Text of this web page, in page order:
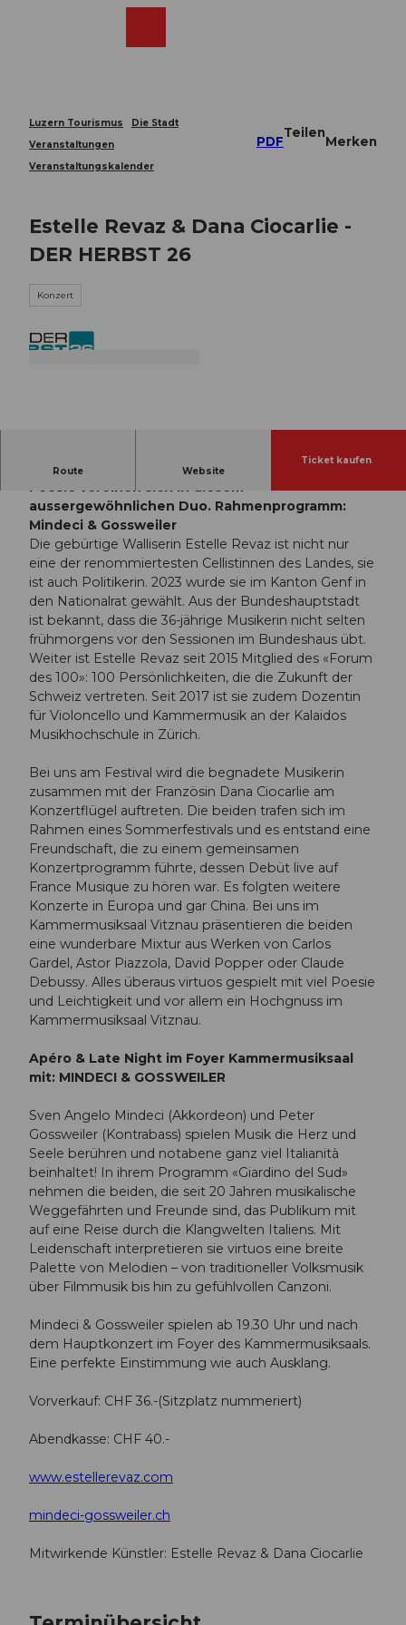
Luzern Tourismus
Die Stadt
Veranstaltungen
Veranstaltungskalender
PDF
Teilen
Merken
Estelle Revaz & Dana Ciocarlie -
DER HERBST 26
Konzert
Route Website
Ticket kaufen
Virtuosität, Leidenschaft und musikalische
Poesie vereinen sich in diesem
aussergewöhnlichen Duo. Rahmenprogramm:
Mindeci & Gossweiler
Die gebürtige Walliserin Estelle Revaz ist nicht nur
eine der renommiertesten Cellistinnen des Landes, sie
ist auch Politikerin. 2023 wurde sie im Kanton Genf in
den Nationalrat gewählt. Aus der Bundeshauptstadt
ist bekannt, dass die 36-jährige Musikerin nicht selten
frühmorgens vor den Sessionen im Bundeshaus übt.
Weiter ist Estelle Revaz seit 2015 Mitglied des «Forum
des 100»: 100 Persönlichkeiten, die die Zukunft der
Schweiz vertreten. Seit 2017 ist sie zudem Dozentin
für Violoncello und Kammermusik an der Kalaidos
Musikhochschule in Zürich.
Bei uns am Festival wird die begnadete Musikerin
zusammen mit der Französin Dana Ciocarlie am
Konzertflügel auftreten. Die beiden trafen sich im
Rahmen eines Sommerfestivals und es entstand eine
Freundschaft, die zu einem gemeinsamen
Konzertprogramm führte, dessen Debüt live auf
France Musique zu hören war. Es folgten weitere
Konzerte in Europa und gar China. Bei uns im
Kammermusiksaal Vitznau präsentieren die beiden
eine wunderbare Mixtur aus Werken von Carlos
Gardel, Astor Piazzola, David Popper oder Claude
Debussy. Alles überaus virtuos gespielt mit viel Poesie
und Leichtigkeit und vor allem ein Hochgnuss im
Kammermusiksaal Vitznau.
Apéro & Late Night im Foyer Kammermusiksaal
mit: MINDECI & GOSSWEILER
Sven Angelo Mindeci (Akkordeon) und Peter
Gossweiler (Kontrabass) spielen Musik die Herz und
Seele berühren und notabene ganz viel Italianità
beinhaltet! In ihrem Programm «Giardino del Sud»
nehmen die beiden, die seit 20 Jahren musikalische
Weggefährten und Freunde sind, das Publikum mit
auf eine Reise durch die Klangwelten Italiens. Mit
Leidenschaft interpretieren sie virtuos eine breite
Palette von Melodien – von traditioneller Volksmusik
über Filmmusik bis hin zu gefühlvollen Canzoni.
Mindeci & Gossweiler spielen ab 19.30 Uhr und nach
dem Hauptkonzert im Foyer des Kammermusiksaals.
Eine perfekte Einstimmung wie auch Ausklang.
Vorverkauf: CHF 36.-(Sitzplatz nummeriert)
Abendkasse: CHF 40.-
www.estellerevaz.com
mindeci-gossweiler.ch
Mitwirkende Künstler: Estelle Revaz & Dana Ciocarlie